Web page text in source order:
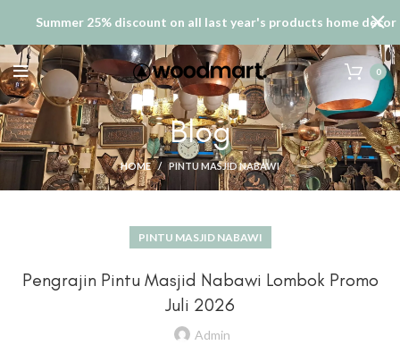
0
Blog
HOME PINTU MASJID NABAWI
PINTU MASJID NABAWI
Pengrajin Pintu Masjid Nabawi Lombok Promo
Juli 2026
Admin
Summer 25% discount on all last year's products home decor